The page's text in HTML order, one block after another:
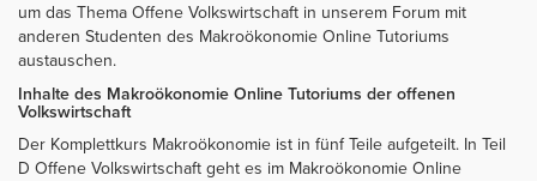
um das Thema Offene Volkswirtschaft in unserem Forum mit
anderen Studenten des Makroökonomie Online Tutoriums
austauschen.
Inhalte des Makroökonomie Online Tutoriums der offenen
Volkswirtschaft
Der Komplettkurs Makroökonomie ist in fünf Teile aufgeteilt. In Teil
D Offene Volkswirtschaft geht es im Makroökonomie Online